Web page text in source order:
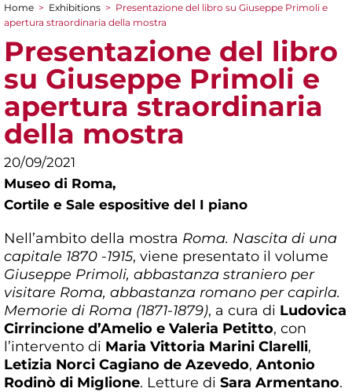
You are here
Home > Exhibitions > Presentazione del libro su Giuseppe Primoli e
apertura straordinaria della mostra
Presentazione del libro
su Giuseppe Primoli e
apertura straordinaria
della mostra
20/09/2021
Museo di Roma,
Cortile e Sale espositive del I piano
Nell’ambito della mostra Roma. Nascita di una
capitale 1870 -1915, viene presentato il volume
Giuseppe Primoli, abbastanza straniero per
visitare Roma, abbastanza romano per capirla.
Memorie di Roma (1871-1879), a cura di Ludovica
Cirrincione d’Amelio e Valeria Petitto, con
l’intervento di Maria Vittoria Marini Clarelli,
Letizia Norci Cagiano de Azevedo, Antonio
Rodinò di Miglione. Letture di Sara Armentano.